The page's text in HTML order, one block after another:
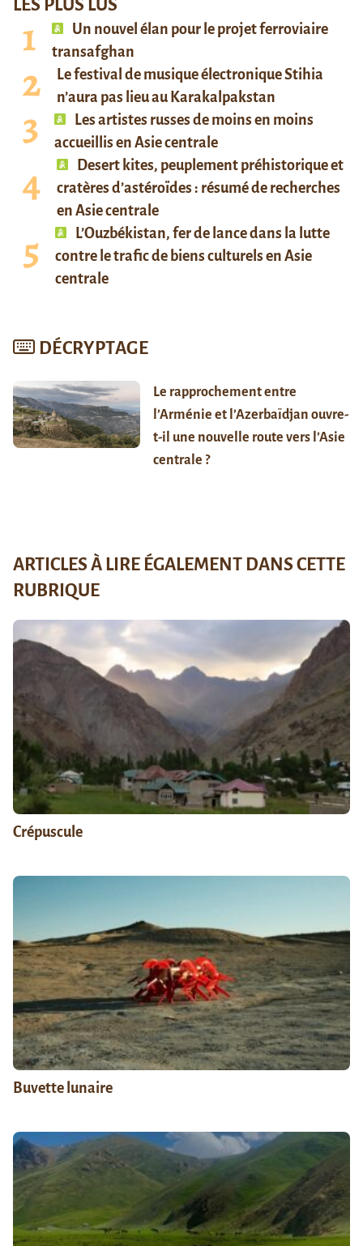
LES PLUS LUS
Un nouvel élan pour le projet ferroviaire
transafghan
Le festival de musique électronique Stihia
n’aura pas lieu au Karakalpakstan
Les artistes russes de moins en moins
accueillis en Asie centrale
Desert kites, peuplement préhistorique et
cratères d’astéroïdes : résumé de recherches
en Asie centrale
L’Ouzbékistan, fer de lance dans la lutte
contre le trafic de biens culturels en Asie
centrale
DÉCRYPTAGE
Le rapprochement entre
l’Arménie et l’Azerbaïdjan ouvre-
t-il une nouvelle route vers l’Asie
centrale ?
ARTICLES À LIRE ÉGALEMENT DANS CETTE
RUBRIQUE
Crépuscule
Buvette lunaire